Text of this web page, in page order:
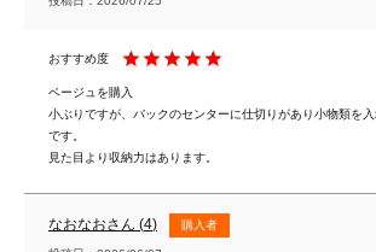
ベージュを購入
小ぶりですが、バックのセンターに仕切りがあり小物類を
です。
なおなお 4 購入者